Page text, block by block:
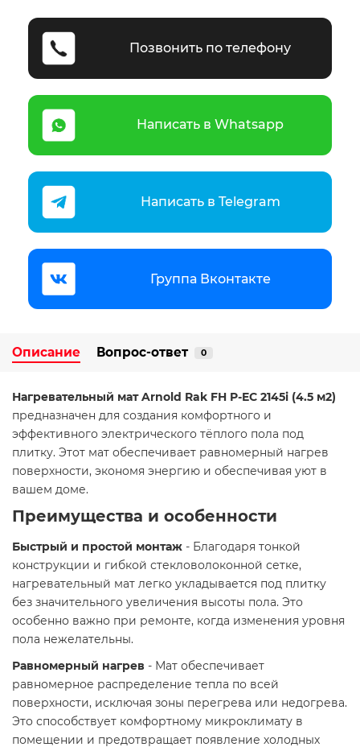
Позвонить по телефону
Написать в Whatsapp
Написать в Telegram
Группа Вконтакте
Описание Вопрос-ответ 0
Нагревательный мат Arnold Rak FH P-EC 2145i (4.5 м2)
предназначен для создания комфортного и
эффективного электрического тёплого пола под
плитку. Этот мат обеспечивает равномерный нагрев
поверхности, экономя энергию и обеспечивая уют в
вашем доме.​
Преимущества и особенности
Быстрый и простой монтаж - Благодаря тонкой
конструкции и гибкой стекловолоконной сетке,
нагревательный мат легко укладывается под плитку
без значительного увеличения высоты пола. Это
особенно важно при ремонте, когда изменения уровня
пола нежелательны.​
Равномерный нагрев - Мат обеспечивает
равномерное распределение тепла по всей
поверхности, исключая зоны перегрева или недогрева.
Это способствует комфортному микроклимату в
помещении и предотвращает появление холодных